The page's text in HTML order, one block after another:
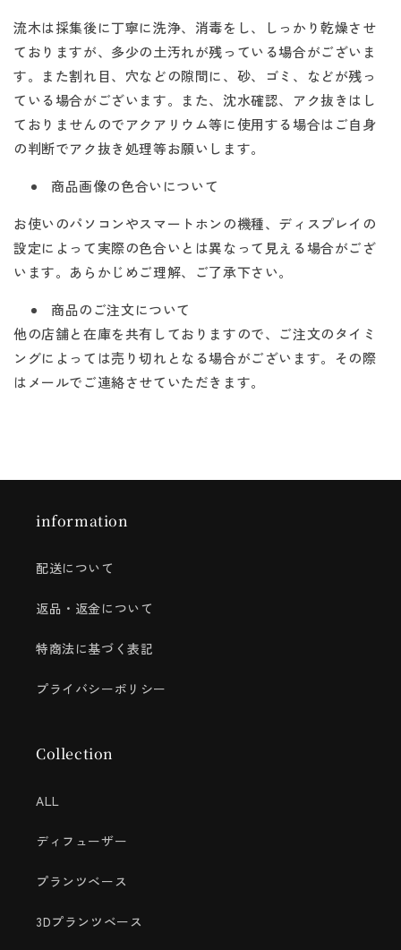
流木は採集後に丁寧に洗浄、消毒をし、しっかり乾燥させ
ておりますが、多少の土汚れが残っている場合がございま
す。また割れ目、穴などの隙間に、砂、ゴミ、などが残っ
ている場合がございます。また、沈水確認、アク抜きはし
ておりませんのでアクアリウム等に使用する場合はご自身
の判断でアク抜き処理等お願いします。
商品画像の色合いについて
お使いのパソコンやスマートホンの機種、ディスプレイの
設定によって実際の色合いとは異なって見える場合がござ
います。あらかじめご理解、ご了承下さい。
商品のご注文について
他の店舗と在庫を共有しておりますので、ご注文のタイミ
ングによっては売り切れとなる場合がございます。その際
はメールでご連絡させていただきます。
information
配送について
返品・返金について
特商法に基づく表記
プライバシーポリシー
Collection
ALL
ディフューザー
プランツベース
3Dプランツベース